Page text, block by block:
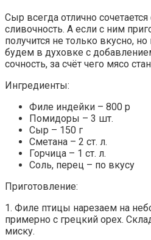
Сыр всегда отлично
сливочность. А если с ним
получится не только вкусно,
будем в духовке с
сочность, за счёт чего мясо
Ингредиенты:
Филе индейки – 800 р
Помидоры – 3 шт.
Сыр – 150 г
Сметана – 2 ст. л.
Горчица – 1 ст. л.
Соль, перец – по вкусу
Приготовление:
1. Филе птицы нарезаем на
примерно с грецкий орех.
миску.